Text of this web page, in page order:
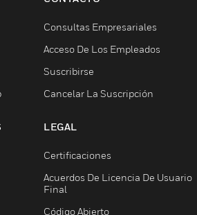
Consultas Empresariales
Acceso De Los Empleados
Suscribirse
Cancelar La Suscripción
LEGAL
Certificaciones
Acuerdos De Licencia De Usuario
Final
Código Abierto